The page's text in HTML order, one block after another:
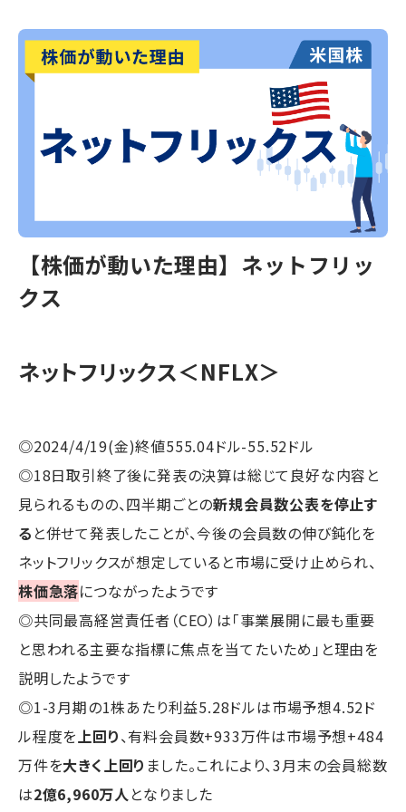
【株価が動いた理由】ネットフリッ
クス
ネットフリックス＜NFLX＞
◎2024/4/19(金)終値555.04ドル-55.52ドル
◎18日取引終了後に発表の決算は総じて良好な内容と
見られるものの、四半期ごとの新規会員数公表を停止す
る と併せて発表したことが、今後の会員数の伸び鈍化を
ネットフリックスが想定していると市場に受け止められ、
株価急落につながったようです
◎共同最高経営責任者（CEO）は「事業展開に最も重要
と思われる主要な指標に焦点を当てたいため」と理由を
説明したようです
◎1-3月期の1株あたり利益5.28ドルは市場予想4.52ド
ル程度を 上回り、有料会員数+933万件は市場予想+484
万件を大きく上回り ました。これにより、3月末の会員総数
は2億6,960万人 となりました